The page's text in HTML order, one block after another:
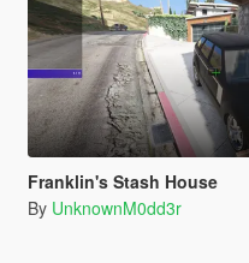
Franklin's Stash House
By UnknownM0dd3r